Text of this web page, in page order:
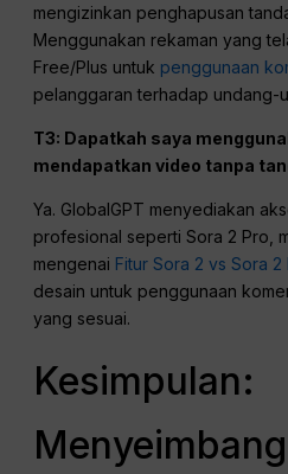
mengizinkan penghapusan
Menggunakan rekaman yang
Free/Plus untuk penggunaan
pelanggaran terhadap undang-
T3: Dapatkah saya
mendapatkan video tanpa
Ya. GlobalGPT menyediakan
profesional seperti Sora 2 Pro,
mengenai Fitur Sora 2 vs Sora 2
desain untuk penggunaan
yang sesuai.
Kesimpulan: